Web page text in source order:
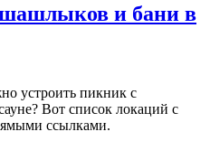
и бани в
устроить пикник с
Вот список локаций с
ссылками.